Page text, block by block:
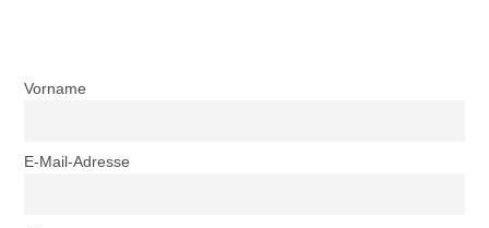
Vorname
E-Mail-Adresse